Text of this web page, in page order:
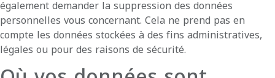
également demander la suppression des données
personnelles vous concernant. Cela ne prend pas en
compte les données stockées à des fins administratives,
légales ou pour des raisons de sécurité.